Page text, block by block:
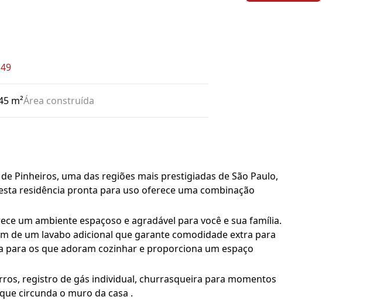
m²Área construída
Pinheiros, uma das regiões mais prestigiadas de São Paulo,
residência pronta para uso oferece uma combinação
um ambiente espaçoso e agradável para você e sua família.
de um lavabo adicional que garante comodidade extra para
os que adoram cozinhar e proporciona um espaço
registro de gás individual, churrasqueira para momentos
circunda o muro da casa .